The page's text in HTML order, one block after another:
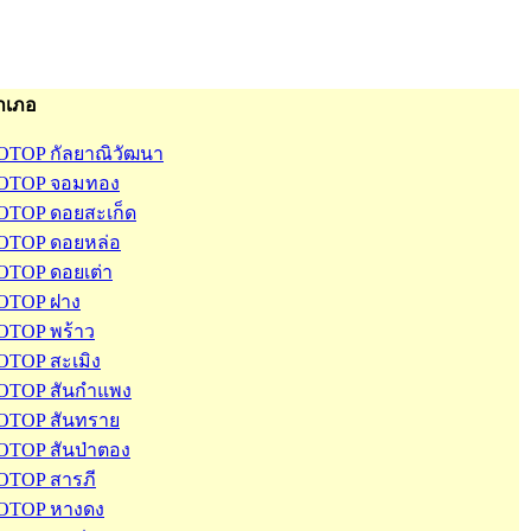
ภอ
กัลยาณิวัฒนา
จอมทอง
ดอยสะเก็ด
ดอยหล่อ
ดอยเต่า
ฝาง
พร้าว
สะเมิง
สันกำแพง
สันทราย
สันป่าตอง
สารภี
หางดง